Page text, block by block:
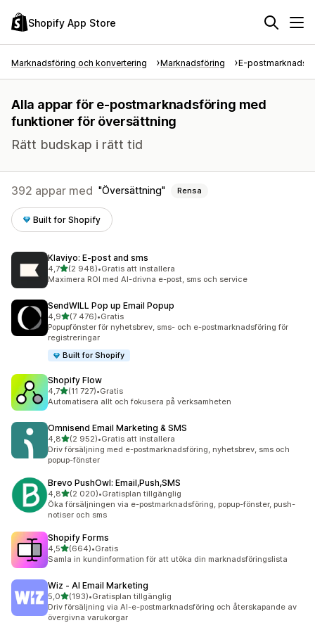
Shopify App Store
Marknadsföring och konvertering Marknadsföring E-
Alla appar för e-postmarknadsföring med
funktioner för översättning
Rätt budskap i rätt tid
392 appar med Översättning Rensa
Built for Shopify
Klaviyo: E‑post and sms
4,7av 5 stjärnor
(2 948)
2948 recensioner totalt
•Gratis att installera
Maximera ROI med AI-drivna e-post, sms och service
SendWILL Pop up Email Popup
4,9av 5 stjärnor
(7 476)
7476 recensioner totalt
•Gratis
Popupfönster för nyhetsbrev, sms- och e-postmarknadsföring för
registreringar
Built for Shopify
Shopify Flow
4,7av 5 stjärnor
(11 727)
11727 recensioner totalt
•Gratis
Automatisera allt och fokusera på verksamheten
Omnisend Email Marketing & SMS
4,8av 5 stjärnor
(2 952)
2952 recensioner totalt
•Gratis att installera
Driv försäljning med e-postmarknadsföring, nyhetsbrev, sms och
popup-fönster
Brevo PushOwl: Email,Push,SMS
4,8av 5 stjärnor
(2 020)
2020 recensioner totalt
•Gratisplan tillgänglig
Öka försäljningen via e-postmarknadsföring, popup-fönster, push-
notiser och sms
Shopify Forms
4,5av 5 stjärnor
(664)
664 recensioner totalt
•Gratis
Samla in kundinformation för att utöka din marknadsföringslista
Wiz ‑ AI Email Marketing
5,0av 5 stjärnor
(193)
193 recensioner totalt
•Gratisplan tillgänglig
Driv försäljning via AI-e-postmarknadsföring och återskapande av
övergivna varukorgar